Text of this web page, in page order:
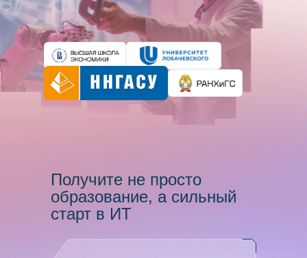
Получите не просто
образование, а сильный
старт в ИТ